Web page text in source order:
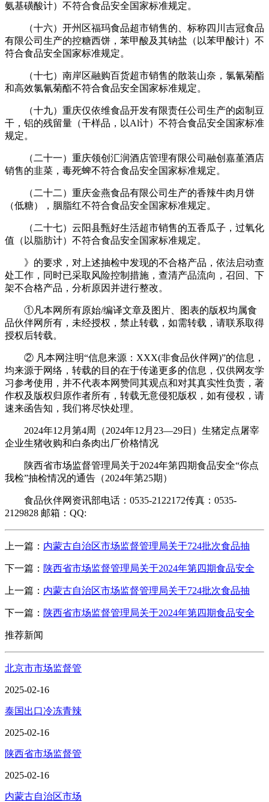
氨基磺酸计）不符合食品安全国家标准规定。
（十六）开州区福玛食品超市销售的、标称四川吉冠食品
有限公司生产的控糖西饼，苯甲酸及其钠盐（以苯甲酸计）不
符合食品安全国家标准规定。
（十七）南岸区融购百货超市销售的散装山奈，氯氰菊酯
和高效氯氰菊酯不符合食品安全国家标准规定。
（十九）重庆仅依维食品开发有限责任公司生产的卤制豆
干，铝的残留量（干样品，以Al计）不符合食品安全国家标准
规定。
（二十一）重庆领创汇润酒店管理有限公司融创嘉堇酒店
销售的韭菜，毒死蜱不符合食品安全国家标准规定。
（二十二）重庆金燕食品有限公司生产的香辣牛肉月饼
（低糖），胭脂红不符合食品安全国家标准规定。
（二十七）云阳县甄好生活超市销售的五香瓜子，过氧化
值（以脂肪计）不符合食品安全国家标准规定。
》的要求，对上述抽检中发现的不合格产品，依法启动查
处工作，同时已采取风险控制措施，查清产品流向，召回、下
架不合格产品，分析原因并进行整改。
①凡本网所有原始/编译文章及图片、图表的版权均属食
品伙伴网所有，未经授权，禁止转载，如需转载，请联系取得
授权后转载。
② 凡本网注明“信息来源：XXX(非食品伙伴网)”的信息，
均来源于网络，转载的目的在于传递更多的信息，仅供网友学
习参考使用，并不代表本网赞同其观点和对其真实性负责，著
作权及版权归原作者所有，转载无意侵犯版权，如有侵权，请
速来函告知，我们将尽快处理。
2024年12月第4周（2024年12月23—29日）生猪定点屠宰
企业生猪收购和白条肉出厂价格情况
陕西省市场监督管理局关于2024年第四期食品安全“你点
我检”抽检情况的通告（2024年第25期）
食品伙伴网资讯部电话：0535-2122172传真：0535-
2129828 邮箱：QQ:
上一篇： 内蒙古自治区市场监督管理局关于724批次食品抽
下一篇： 陕西省市场监督管理局关于2024年第四期食品安全
上一篇： 内蒙古自治区市场监督管理局关于724批次食品抽
下一篇： 陕西省市场监督管理局关于2024年第四期食品安全
推荐新闻
北京市市场监督管
2025-02-16
泰国出口冷冻青辣
2025-02-16
陕西省市场监督管
2025-02-16
内蒙古自治区市场